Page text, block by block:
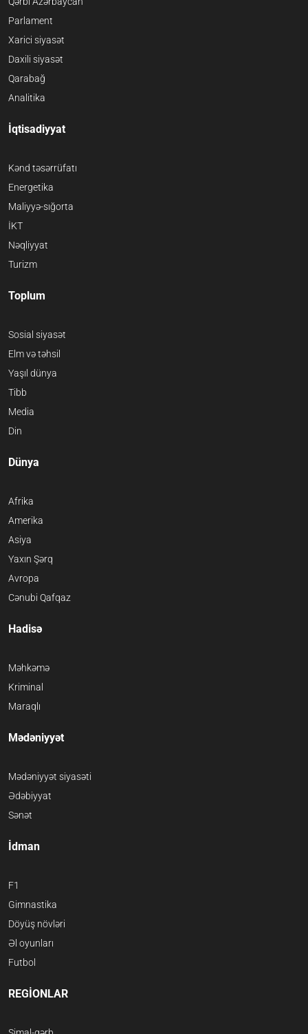
Parlament
Xarici siyasət
Daxili siyasət
Qarabağ
Analitika
İqtisadiyyat
Kənd təsərrüfatı
Energetika
Maliyyə-sığorta
İKT
Nəqliyyat
Turizm
Toplum
Sosial siyasət
Elm və təhsil
Yaşıl dünya
Tibb
Media
Din
Dünya
Afrika
Amerika
Asiya
Yaxın Şərq
Avropa
Cənubi Qafqaz
Hadisə
Məhkəmə
Kriminal
Maraqlı
Mədəniyyət
Mədəniyyət siyasəti
Ədəbiyyat
Sənət
İdman
F1
Gimnastika
Döyüş növləri
Əl oyunları
Futbol
REGİONLAR